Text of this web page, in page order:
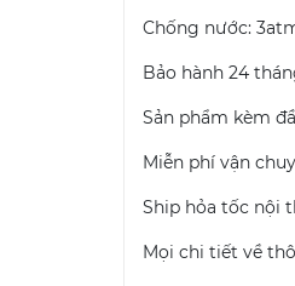
Chống nước:
Bảo hành 24
Sản phẩm kèm
Miễn phí vận
Ship hỏa tốc nội
Mọi chi tiết về